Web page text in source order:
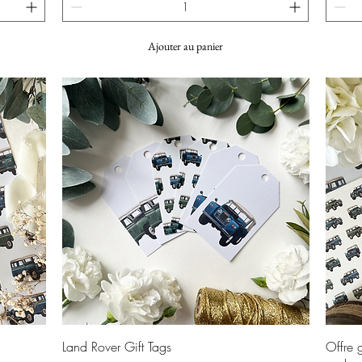
Ajouter au panier
Aperçu rapide
Land Rover Gift Tags
Offre